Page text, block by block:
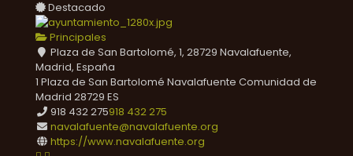
Destacado
Principales
Plaza de San Bartolomé, 1, 28729 Navalafuente,
Madrid, España
1 Plaza de San Bartolomé Navalafuente Comunidad de
Madrid 28729 ES
918 432 275918 432 275
navalafuente@navalafuente.org
https://www.navalafuente.org